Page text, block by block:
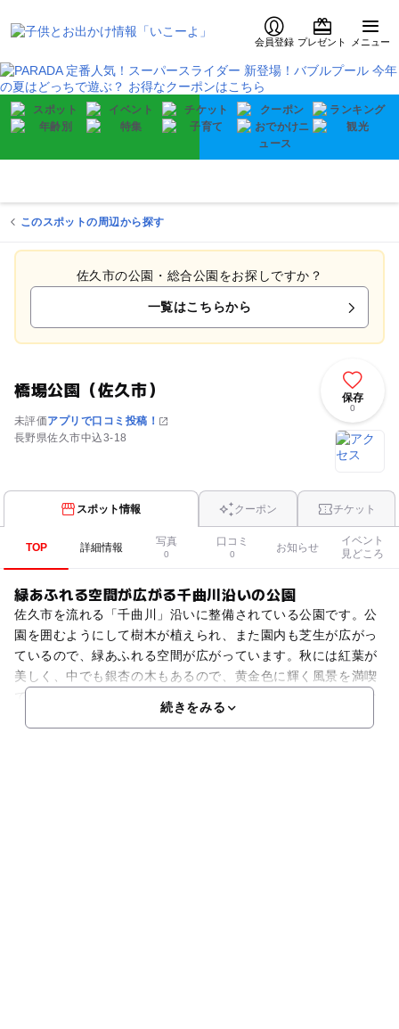
会員登録 プレゼント メニュー
このスポットの周辺から探す
佐久市の公園・総合公園をお探しですか？
一覧はこちらから
橋場公園（佐久市）
未評価アプリで口コミ投稿！
長野県佐久市中込3-18
保存
0
スポット情報 クーポン チケット
TOP 詳細情報 写真
0
口コミ
0
お知らせ
イベント
見どころ
緑あふれる空間が広がる千曲川沿いの公園
佐久市を流れる「千曲川」沿いに整備されている公園です。公
園を囲むようにして樹木が植えられ、また園内も芝生が広がっ
ているので、緑あふれる空間が広がっています。秋には紅葉が
美しく、中でも銀杏の木もあるので、黄金色に輝く風景を満喫
できます。芝生の中を思い切り走り回ったり、バドミントンな
続きをみる